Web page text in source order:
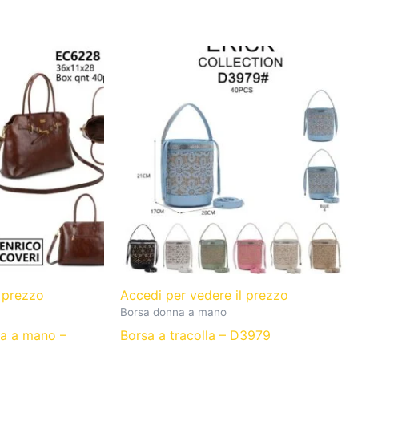
a mano –
Accedi per vedere il prezzo
Borsa donna a mano
Borsa a tracolla – D3979